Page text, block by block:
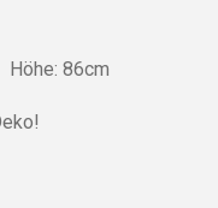
86cm